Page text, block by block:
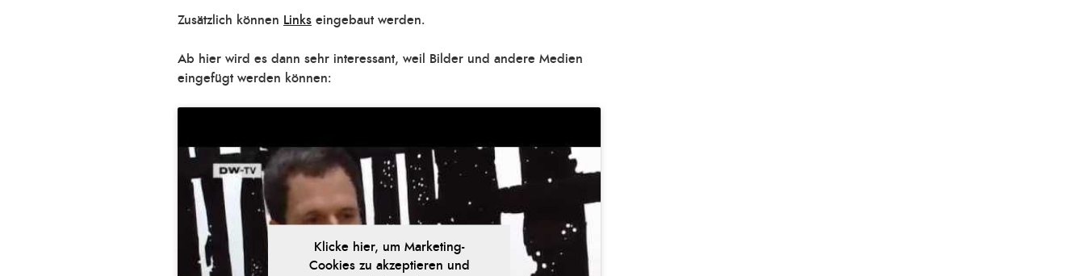
Zusätzlich können Links eingebaut werden.
Ab hier wird es dann sehr interessant, weil Bilder und andere Medien
eingefügt werden können:
Klicke hier, um Marketing-
Cookies zu akzeptieren und